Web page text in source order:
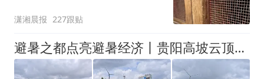
可按需买
潇湘晨报 227跟贴
避暑之都点亮避暑经济丨贵阳高坡云顶花海迎客来